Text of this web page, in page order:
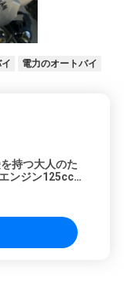
電力のオートバイ
持つ大人のた
ンジン125cc